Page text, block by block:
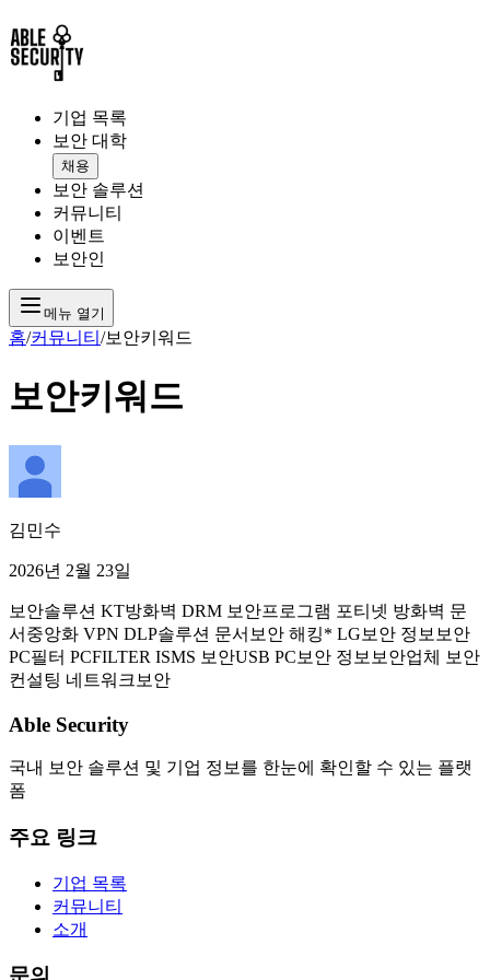
기업 목록
보안 대학
채용
보안 솔루션
커뮤니티
이벤트
보안인
메뉴 열기
홈/커뮤니티 /보안키워드
보안키워드
김민수
2026년 2월 23일
보안솔루션 KT방화벽 DRM 보안프로그램 포티넷 방화벽 문
서중앙화 VPN DLP솔루션 문서보안 해킹* LG보안 정보보안
PC필터 PCFILTER ISMS 보안USB PC보안 정보보안업체 보안
컨설팅 네트워크보안
Able Security
국내 보안 솔루션 및 기업 정보를 한눈에 확인할 수 있는 플랫
폼
주요 링크
기업 목록
커뮤니티
소개